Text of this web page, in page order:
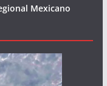
Mexicano